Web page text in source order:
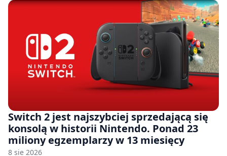
Switch 2 jest najszybciej sprzedającą się
konsolą w historii Nintendo. Ponad 23
miliony egzemplarzy w 13 miesięcy
8 sie 2026